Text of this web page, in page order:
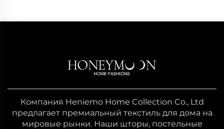
Компания Heniemo Home Collection Co., Ltd
предлагает премиальный текстиль для дома на
мировые рынки. Наши шторы, постельные